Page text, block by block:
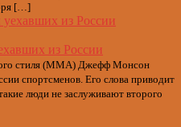
[…]
из России
стиля (ММА) Джефф Монсон
спортсменов. Его слова приводит
люди не заслуживают второго